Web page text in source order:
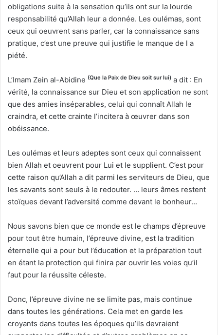
obligations suite à la sensation qu’ils ont sur la lourde
responsabilité qu’Allah leur a donnée. Les oulémas, sont
ceux qui oeuvrent sans parler, car la connaissance sans
pratique, c’est une preuve qui justifie le manque de l a
piété.
L’Imam Zein al-Abidine (Que la Paix de Dieu soit sur lui) a dit : En
vérité, la connaissance sur Dieu et son application ne sont
que des amies inséparables, celui qui connaît Allah le
craindra, et cette crainte l’incitera à œuvrer dans son
obéissance.
Les oulémas et leurs adeptes sont ceux qui connaissent
bien Allah et oeuvrent pour Lui et le supplient. C’est pour
cette raison qu’Allah a dit parmi les serviteurs de Dieu, que
les savants sont seuls à le redouter. … leurs âmes restent
stoïques devant l’adversité comme devant le bonheur…
Nous savons bien que ce monde est le champs d’épreuve
pour tout être humain, l’épreuve divine, est la tradition
éternelle qui a pour but l’éducation et la préparation tout
en étant la protection qui finira par ouvrir les voies qu’il
faut pour la réussite céleste.
Donc, l’épreuve divine ne se limite pas, mais continue
dans toutes les générations. Cela met en garde les
croyants dans toutes les époques qu’ils devraient